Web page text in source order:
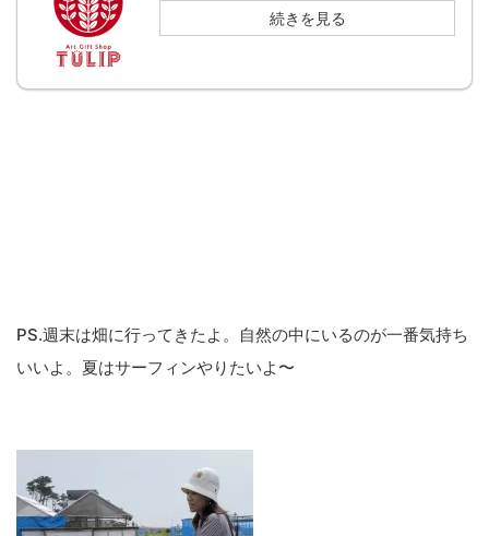
続きを見る
PS.週末は畑に行ってきたよ。自然の中にいるのが一番気持ち
いいよ。夏はサーフィンやりたいよ〜